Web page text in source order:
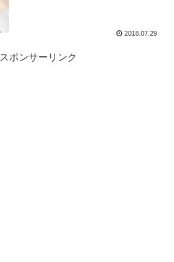
2018.07.29
スポンサーリンク